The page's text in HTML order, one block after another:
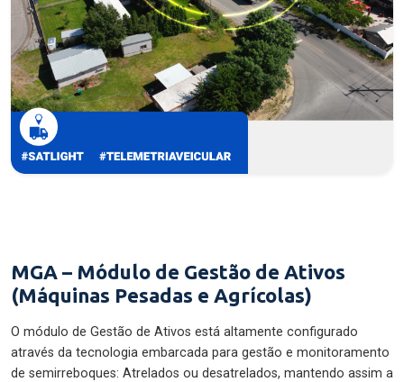
MGA – Módulo de Gestão de Ativos
(Máquinas Pesadas e Agrícolas)
O módulo de Gestão de Ativos está altamente configurado
através da tecnologia embarcada para gestão e monitoramento
de semirreboques: Atrelados ou desatrelados, mantendo assim a